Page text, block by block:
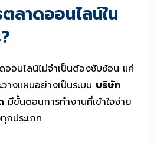
ลาดออนไลน์ใน
ออนไลน์ไม่จำเป็นต้องซับซ้อน แค่
างแผนอย่างเป็นระบบ บริษัท
มีขั้นตอนการทำงานที่เข้าใจง่าย
กประเภท